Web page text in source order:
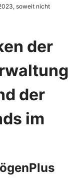
soweit nicht
der
der
im